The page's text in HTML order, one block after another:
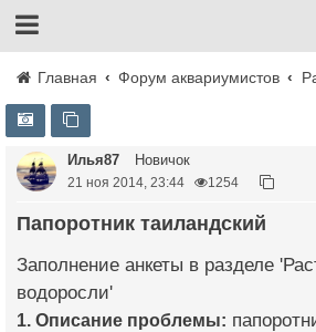
Главная Форум аквариумистов
Илья87 Новичок
21 ноя 2014, 23:44 1254
Папоротник таиландский
Заполнение анкеты в разделе
водоросли'
1. Описание проблемы: